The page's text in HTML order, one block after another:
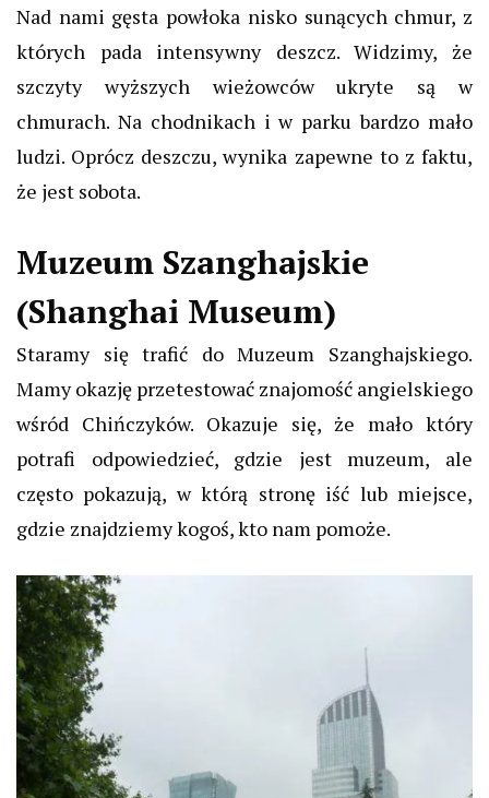
Nad nami gęsta powłoka nisko sunących chmur, z
których pada intensywny deszcz. Widzimy, że
szczyty wyższych wieżowców ukryte są w
chmurach. Na chodnikach i w parku bardzo mało
ludzi. Oprócz deszczu, wynika zapewne to z faktu,
że jest sobota.
Muzeum Szanghajskie
(Shanghai Museum)
Staramy się trafić do Muzeum Szanghajskiego.
Mamy okazję przetestować znajomość angielskiego
wśród Chińczyków. Okazuje się, że mało który
potrafi odpowiedzieć, gdzie jest muzeum, ale
często pokazują, w którą stronę iść lub miejsce,
gdzie znajdziemy kogoś, kto nam pomoże.